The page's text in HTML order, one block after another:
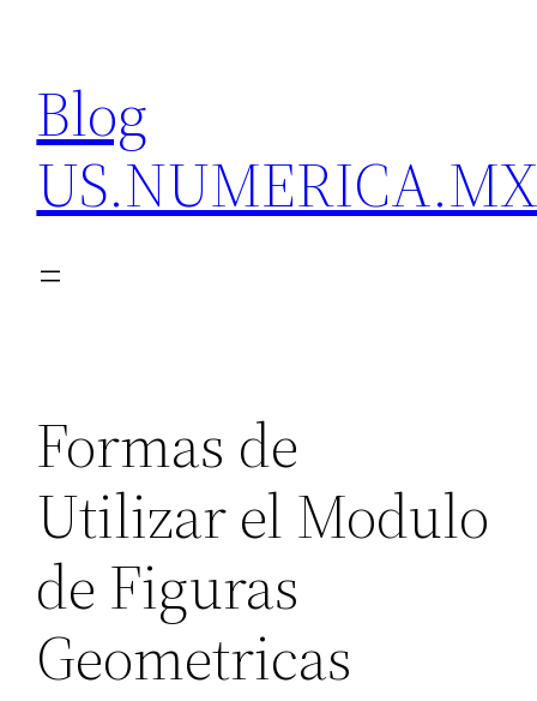
content
Blog
Formas de
Utilizar el Modulo
de Figuras
Geometricas